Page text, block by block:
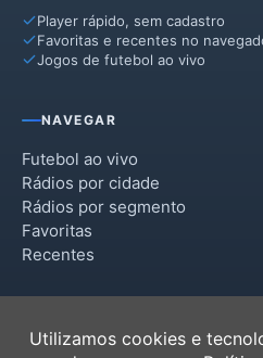
Player rápido, sem cadastro
Favoritas e recentes no
Jogos de futebol ao vivo
NAVEGAR
Futebol ao vivo
Rádios por cidade
Rádios por segmento
Favoritas
Recentes
Utilizamos cookies e